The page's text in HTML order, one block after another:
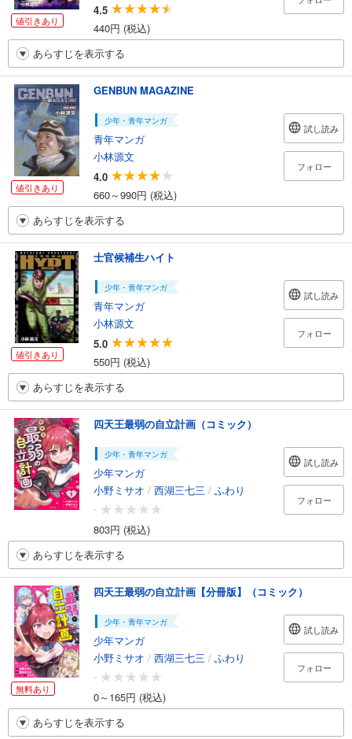
値引きあり
4.5
440円 (税込)
あらすじを表示する
値引きあり
GENBUN MAGAZINE
少年・青年マンガ
青年マンガ
小林源文
4.0
660～990円 (税込)
試し読み
フォロー
あらすじを表示する
値引きあり
士官候補生ハイト
少年・青年マンガ
青年マンガ
小林源文
5.0
550円 (税込)
試し読み
フォロー
あらすじを表示する
四天王最弱の自立計画（コミック）
少年・青年マンガ
少年マンガ
小野ミサオ / 西湖三七三 / ふわり
-
803円 (税込)
試し読み
フォロー
あらすじを表示する
無料あり
四天王最弱の自立計画【分冊版】（コミック）
少年・青年マンガ
少年マンガ
小野ミサオ / 西湖三七三 / ふわり
-
0～165円 (税込)
試し読み
フォロー
あらすじを表示する